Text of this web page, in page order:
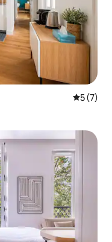
平均评分
5 (7)